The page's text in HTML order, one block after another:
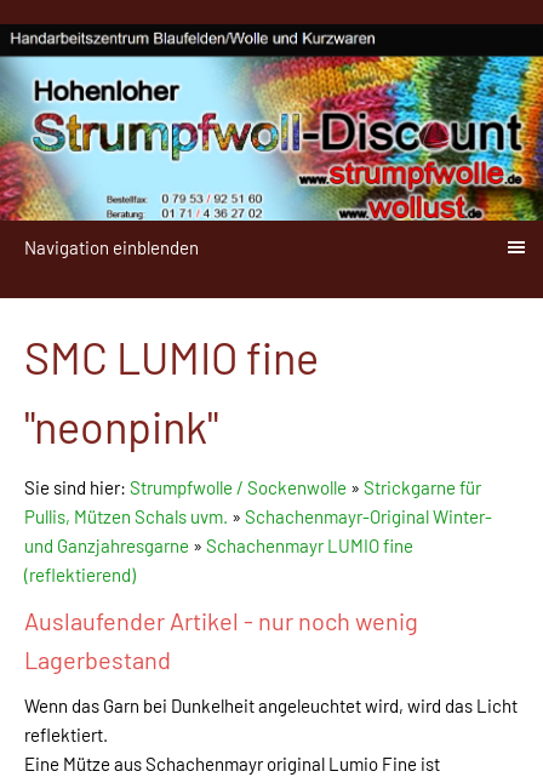
Navigation einblenden
SMC LUMIO fine
"neonpink"
Sie sind hier: Strumpfwolle / Sockenwolle » Strickgarne für
Pullis, Mützen Schals uvm. » Schachenmayr-Original Winter-
und Ganzjahresgarne » Schachenmayr LUMIO fine
(reflektierend)
Auslaufender Artikel - nur noch wenig
Lagerbestand
Wenn das Garn bei Dunkelheit angeleuchtet wird, wird das Licht
reflektiert.
Eine Mütze aus Schachenmayr original Lumio Fine ist